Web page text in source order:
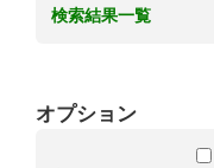
検索結果一覧
オプション